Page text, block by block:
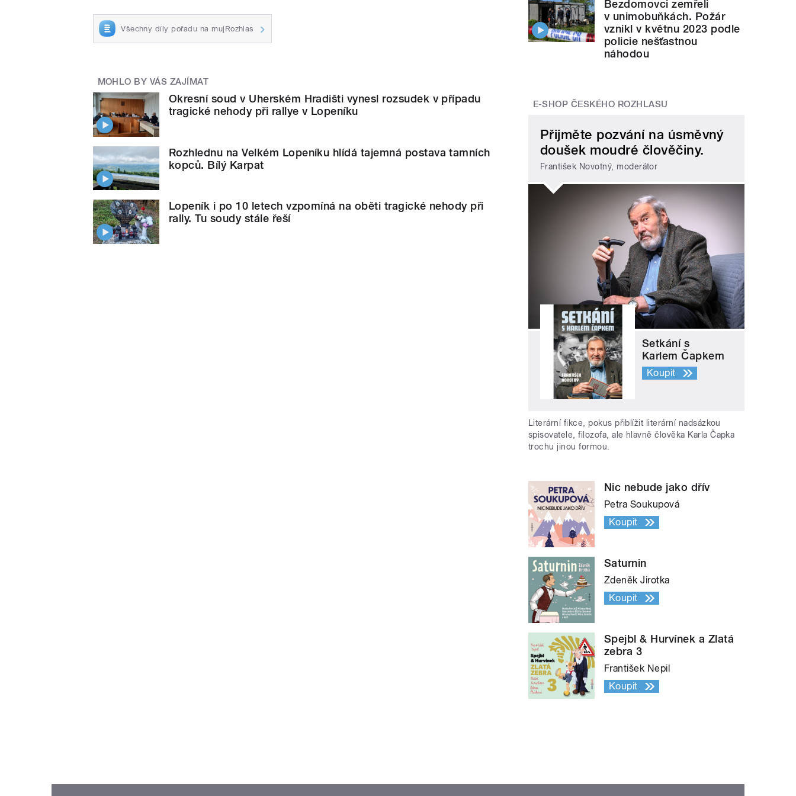
Všechny díly pořadu na mujRozhlas
MOHLO BY VÁS ZAJÍMAT
Okresní soud v Uherském Hradišti vynesl rozsudek v případu
tragické nehody při rallye v Lopeníku
Rozhlednu na Velkém Lopeníku hlídá tajemná postava tamních
kopců. Bílý Karpat
Lopeník i po 10 letech vzpomíná na oběti tragické nehody při
rally. Tu soudy stále řeší
Bezdomovci zemřeli
v unimobuňkách. Požár
vznikl v květnu 2023 podle
policie nešťastnou
náhodou
E-SHOP ČESKÉHO ROZHLASU
Přijměte pozvání na úsměvný
doušek moudré člověčiny.
František Novotný, moderátor
Setkání s
Karlem Čapkem
Koupit
Literární fikce, pokus přiblížit literární nadsázkou
spisovatele, filozofa, ale hlavně člověka Karla Čapka
trochu jinou formou.
Nic nebude jako dřív
Petra Soukupová
Koupit
Saturnin
Zdeněk Jirotka
Koupit
Spejbl & Hurvínek a Zlatá
zebra 3
František Nepil
Koupit